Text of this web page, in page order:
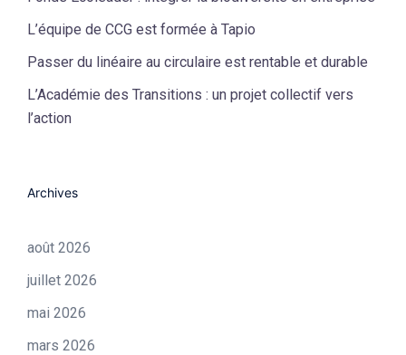
L’équipe de CCG est formée à Tapio
Passer du linéaire au circulaire est rentable et durable
L’Académie des Transitions : un projet collectif vers
l’action
Archives
août 2026
juillet 2026
mai 2026
mars 2026